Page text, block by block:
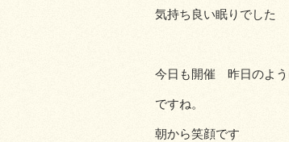
気持ち良い眠りでした
今日も開催 昨日のよう
ですね。
朝から笑顔です